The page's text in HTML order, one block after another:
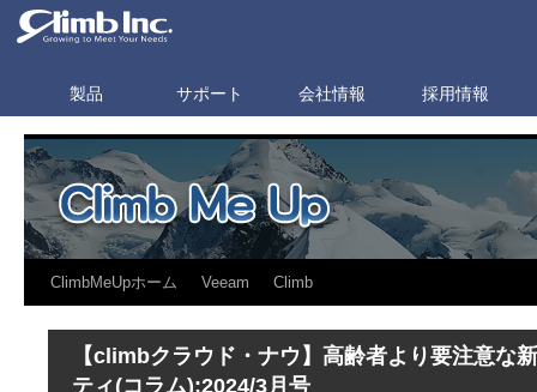
製品 サポート 会社情報 採用情報
ClimbMeUpホーム Veeam Climb
【climbクラウド・ナウ】高齢者より要注意な
ティ(コラム):2024/3月号